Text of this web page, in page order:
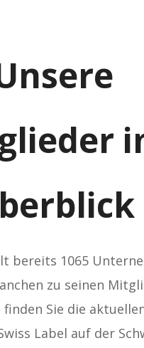
bereits 1065
zu seinen
Sie die
Label auf der